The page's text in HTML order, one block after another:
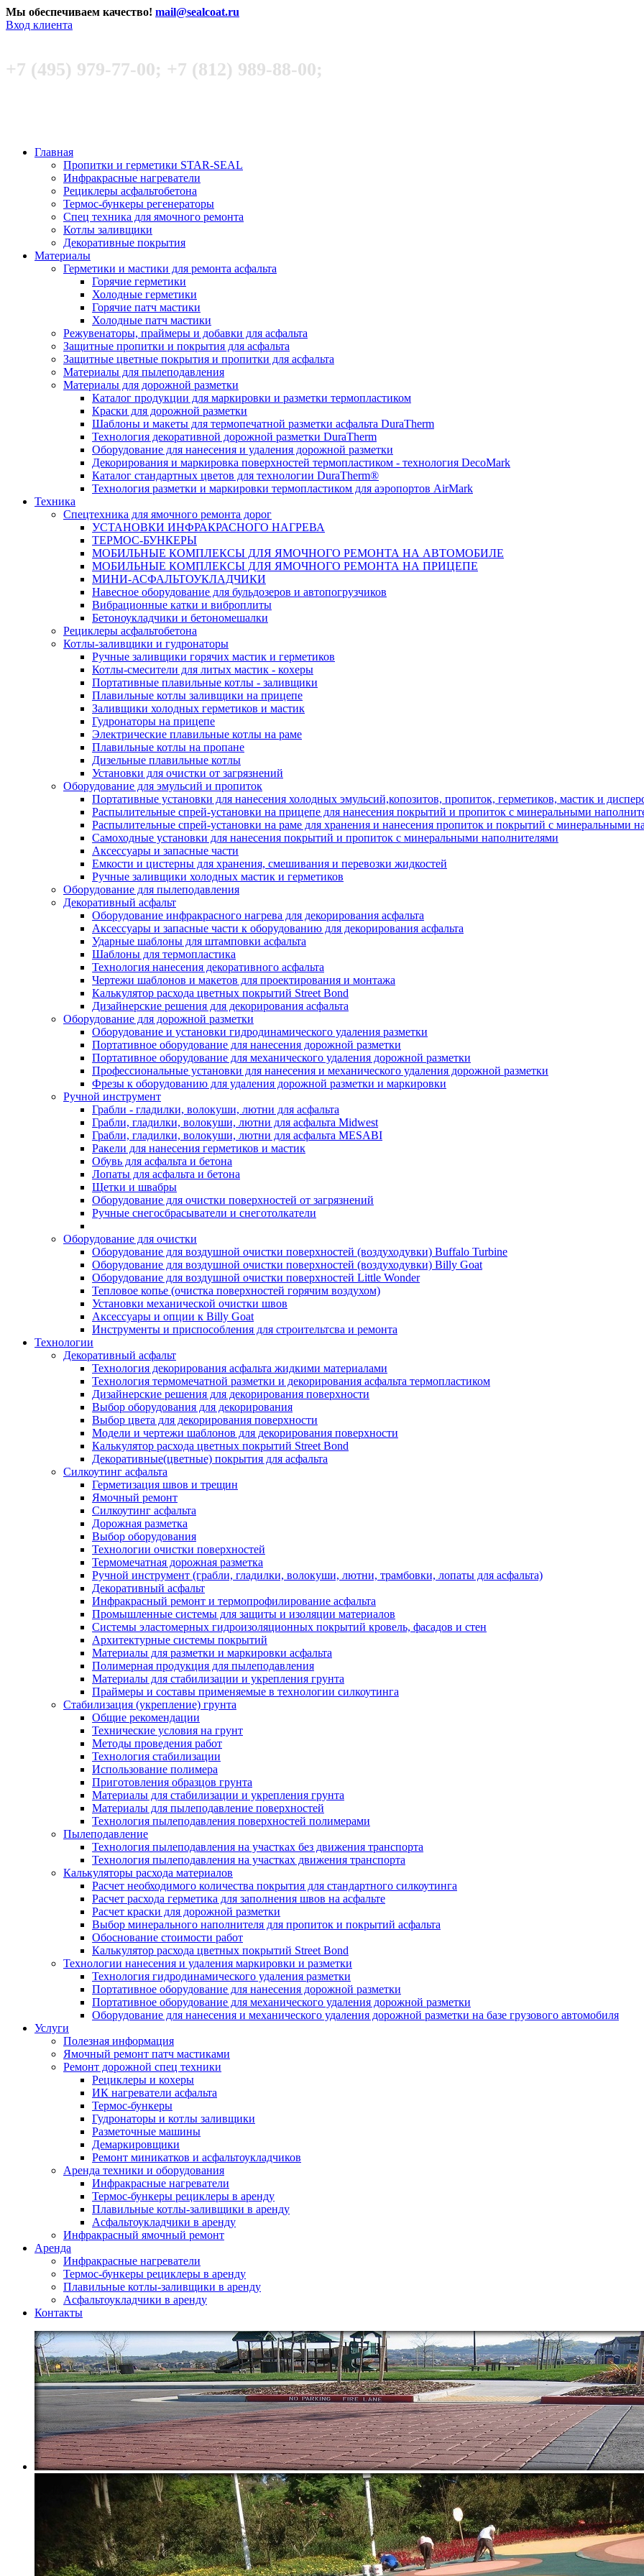
Мы обеспечиваем качество! mail@sealcoat.ru
Вход клиента
+7 (495) 979-77-00; +7 (812) 989-88-00;
Главная
Пропитки и герметики STAR-SEAL
Инфракрасные нагреватели
Рециклеры асфальтобетона
Термос-бункеры регенераторы
Спец техника для ямочного ремонта
Котлы заливщики
Декоративные покрытия
Материалы
Герметики и мастики для ремонта асфальта
Горячие герметики
Холодные герметики
Горячие патч мастики
Холодные патч мастики
Режувенаторы, праймеры и добавки для асфальта
Защитные пропитки и покрытия для асфальта
Защитные цветные покрытия и пропитки для асфальта
Материалы для пылеподавления
Материалы для дорожной разметки
Каталог продукции для маркировки и разметки термопластиком
Краски для дорожной разметки
Шаблоны и макеты для термопечатной разметки асфальта DuraTherm
Технология декоративной дорожной разметки DuraTherm
Оборудование для нанесения и удаления дорожной разметки
Декорирования и маркировка поверхностей термопластиком - технология DecoMark
Каталог стандартных цветов для технологии DuraTherm®
Технология разметки и маркировки термопластиком для аэропортов AirMark
Техника
Спецтехника для ямочного ремонта дорог
УСТАНОВКИ ИНФРАКРАСНОГО НАГРЕВА
ТЕРМОС-БУНКЕРЫ
МОБИЛЬНЫЕ КОМПЛЕКСЫ ДЛЯ ЯМОЧНОГО РЕМОНТА НА АВТОМОБИЛЕ
МОБИЛЬНЫЕ КОМПЛЕКСЫ ДЛЯ ЯМОЧНОГО РЕМОНТА НА ПРИЦЕПЕ
МИНИ-АСФАЛЬТОУКЛАДЧИКИ
Навесное оборудование для бульдозеров и автопогрузчиков
Вибрационные катки и виброплиты
Бетоноукладчики и бетономешалки
Рециклеры асфальтобетона
Котлы-заливщики и гудронаторы
Ручные заливщики горячих мастик и герметиков
Котлы-смесители для литых мастик - кохеры
Портативные плавильные котлы - заливщики
Плавильные котлы заливщики на прицепе
Заливщики холодных герметиков и мастик
Гудронаторы на прицепе
Электрические плавильные котлы на раме
Плавильные котлы на пропане
Дизельные плавильные котлы
Установки для очистки от загрязнений
Оборудование для эмульсий и пропиток
Портативные установки для нанесения холодных эмульсий,копозитов, пропиток, герметиков, мастик и
Распылительные спрей-установки на прицепе для нанесения покрытий и пропиток с минеральными
Распылительные спрей-установки на раме для хранения и нанесения пропиток и покрытий с минеральными
Самоходные установки для нанесения покрытий и пропиток с минеральными наполнителями
Аксессуары и запасные части
Емкости и цистерны для хранения, смешивания и перевозки жидкостей
Ручные заливщики холодных мастик и герметиков
Оборудование для пылеподавления
Декоративный асфальт
Оборудование инфракрасного нагрева для декорирования асфальта
Аксессуары и запасные части к оборудованию для декорирования асфальта
Ударные шаблоны для штамповки асфальта
Шаблоны для термопластика
Технология нанесения декоративного асфальта
Чертежи шаблонов и макетов для проектирования и монтажа
Калькулятор расхода цветных покрытий Street Bond
Дизайнерские решения для декорирования асфальта
Оборудование для дорожной разметки
Оборудование и установки гидродинамического удаления разметки
Портативное оборудование для нанесения дорожной разметки
Портативное оборудование для механического удаления дорожной разметки
Профессиональные установки для нанесения и механического удаления дорожной разметки
Фрезы к оборудованию для удаления дорожной разметки и маркировки
Ручной инструмент
Грабли - гладилки, волокуши, лютни для асфальта
Грабли, гладилки, волокуши, лютни для асфальта Midwest
Грабли, гладилки, волокуши, лютни для асфальта MESABI
Ракели для нанесения герметиков и мастик
Обувь для асфальта и бетона
Лопаты для асфальта и бетона
Щетки и швабры
Оборудование для очистки поверхностей от загрязнений
Ручные снегосбрасыватели и снеготолкатели
Оборудование для очистки
Оборудование для воздушной очистки поверхностей (воздуходувки) Buffalo Turbine
Оборудование для воздушной очистки поверхностей (воздуходувки) Billy Goat
Оборудование для воздушной очистки поверхностей Little Wonder
Тепловое копье (очистка поверхностей горячим воздухом)
Установки механической очистки швов
Аксессуары и опции к Billy Goat
Инструменты и приспособления для строительтсва и ремонта
Технологии
Декоративный асфальт
Технология декорирования асфальта жидкими материалами
Технология термомечатной разметки и декорирования асфальта термопластиком
Дизайнерские решения для декорирования поверхности
Выбор оборудования для декорирования
Выбор цвета для декорирования поверхности
Модели и чертежи шаблонов для декорирования поверхности
Калькулятор расхода цветных покрытий Street Bond
Декоративные(цветные) покрытия для асфальта
Силкоутинг асфальта
Герметизация швов и трещин
Ямочный ремонт
Силкоутинг асфальта
Дорожная разметка
Выбор оборудования
Технологии очистки поверхностей
Термомечатная дорожная разметка
Ручной инструмент (грабли, гладилки, волокуши, лютни, трамбовки, лопаты для асфальта)
Декоративный асфальт
Инфракрасный ремонт и термопрофилирование асфальта
Промышленные системы для защиты и изоляции материалов
Системы эластомерных гидроизоляционных покрытий кровель, фасадов и стен
Архитектурные системы покрытий
Материалы для разметки и маркировки асфальта
Полимерная продукция для пылеподавления
Материалы для стабилизации и укрепления грунта
Праймеры и составы применяемые в технологии силкоутинга
Стабилизация (укрепление) грунта
Общие рекомендации
Технические условия на грунт
Методы проведения работ
Технология стабилизации
Использование полимера
Приготовления образцов грунта
Материалы для стабилизации и укрепления грунта
Материалы для пылеподавление поверхностей
Технология пылеподавления поверхностей полимерами
Пылеподавление
Технология пылеподавления на участках без движения транспорта
Технология пылеподавления на участках движения транспорта
Калькуляторы расхода материалов
Расчет необходимого количества покрытия для стандартного силкоутинга
Расчет расхода герметика для заполнения швов на асфальте
Расчет краски для дорожной разметки
Выбор минерального наполнителя для пропиток и покрытий асфальта
Обоснование стоимости работ
Калькулятор расхода цветных покрытий Street Bond
Технологии нанесения и удаления маркировки и разметки
Технология гидродинамического удаления разметки
Портативное оборудование для нанесения дорожной разметки
Портативное оборудование для механического удаления дорожной разметки
Оборудование для нанесения и механического удаления дорожной разметки на базе грузового автомобиля
Услуги
Полезная информация
Ямочный ремонт патч мастиками
Ремонт дорожной спец техники
Рециклеры и кохеры
ИК нагреватели асфальта
Термос-бункеры
Гудронаторы и котлы заливщики
Разметочные машины
Демаркировщики
Ремонт миникатков и асфальтоукладчиков
Аренда техники и оборудования
Инфракрасные нагреватели
Термос-бункеры рециклеры в аренду
Плавильные котлы-заливщики в аренду
Асфальтоукладчики в аренду
Инфракрасный ямочный ремонт
Аренда
Инфракрасные нагреватели
Термос-бункеры рециклеры в аренду
Плавильные котлы-заливщики в аренду
Асфальтоукладчики в аренду
Контакты